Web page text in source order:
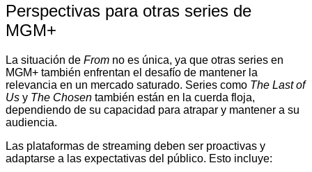
Perspectivas para otras series de
MGM+
La situación de From no es única, ya que otras series en
MGM+ también enfrentan el desafío de mantener la
relevancia en un mercado saturado. Series como The Last of
Us y The Chosen también están en la cuerda floja,
dependiendo de su capacidad para atrapar y mantener a su
audiencia.
Las plataformas de streaming deben ser proactivas y
adaptarse a las expectativas del público. Esto incluye: